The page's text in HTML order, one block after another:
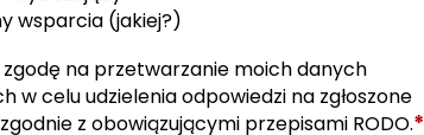
wsparcia (jakiej?)
na przetwarzanie moich danych
w celu udzielenia odpowiedzi na zgłoszone
z obowiązującymi przepisami RODO.*